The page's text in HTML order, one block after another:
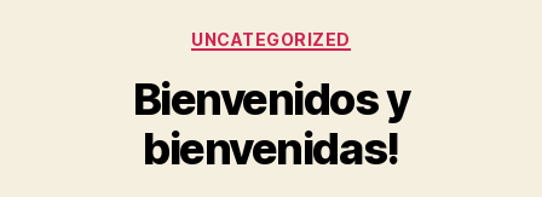
Categorías
UNCATEGORIZED
Bienvenidos y
bienvenidas!